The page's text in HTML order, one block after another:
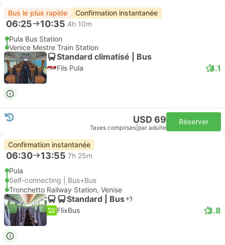
Bus le plus rapide Confirmation instantanée
06:25 10:35 4h 10m
Pula Bus Station
Venice Mestre Train Station
Standard climatisé | Bus
Fils Pula 4.1
USD 69
Taxes comprises par adulte
Réserver
Confirmation instantanée
06:30 13:55 7h 25m
Pula
Self-connecting | Bus+Bus
Tronchetto Railway Station, Venise
Standard | Bus +1
FlixBus 3.8